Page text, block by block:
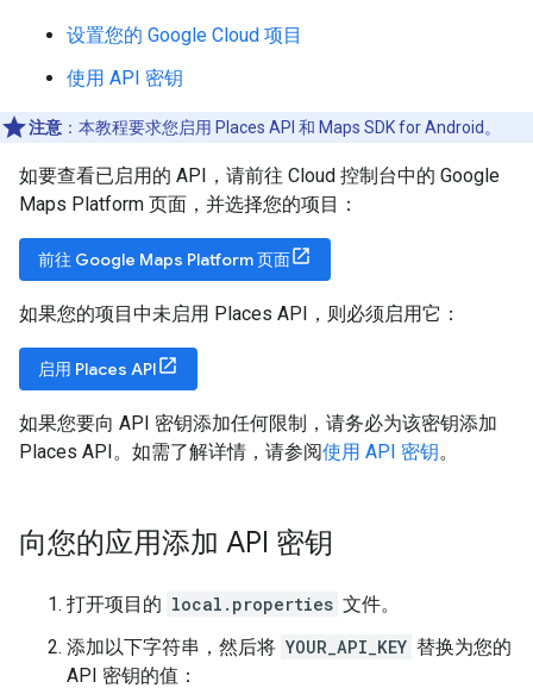
设置您的 Google Cloud 项目
使用 API 密钥
注意 ：本教程要求您启用 Places API 和 Maps SDK for Android。
如要查看已启用的 API，请前往 Cloud 控制台中的 Google
Maps Platform 页面，并选择您的项目：
前往 Google Maps Platform 页面
如果您的项目中未启用 Places API，则必须启用它：
启用 Places API
如果您要向 API 密钥添加任何限制，请务必为该密钥添加
Places API。如需了解详情，请参阅使用 API 密钥。
向您的应用添加 API 密钥
打开项目的 local.properties 文件。
添加以下字符串，然后将 YOUR_API_KEY 替换为您的
API 密钥的值：